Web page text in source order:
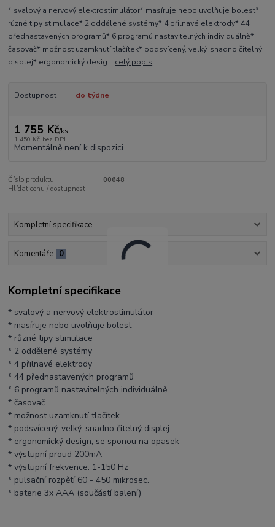
* svalový a nervový elektrostimulátor* masíruje nebo uvolňuje bolest*
různé tipy stimulace* 2 oddělené systémy* 4 přilnavé elektrody* 44
přednastavených programů* 6 programů nastavitelných individuálně*
časovač* možnost uzamknutí tlačítek* podsvícený, velký, snadno čitelný
displej* ergonomický desig... celý popis
Dostupnost do týdne
1 755 Kč/ks
1 450 Kč bez DPH
Momentálně není k dispozici
Číslo produktu:
00648
Hlídat cenu / dostupnost
Kompletní specifikace
Komentáře 0
Kompletní specifikace
* svalový a nervový elektrostimulátor
* masíruje nebo uvolňuje bolest
* různé tipy stimulace
* 2 oddělené systémy
* 4 přilnavé elektrody
* 44 přednastavených programů
* 6 programů nastavitelných individuálně
* časovač
* možnost uzamknutí tlačítek
* podsvícený, velký, snadno čitelný displej
* ergonomický design, se sponou na opasek
* výstupní proud 200mA
* výstupní frekvence: 1-150 Hz
* pulsační rozpětí 60 - 450 mikrosec.
* baterie 3x AAA (součástí balení)